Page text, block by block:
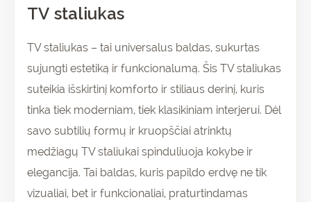
TV staliukas
TV staliukas – tai universalus baldas, sukurtas
sujungti estetiką ir funkcionalumą. Šis TV staliukas
suteikia išskirtinį komforto ir stiliaus derinį, kuris
tinka tiek moderniam, tiek klasikiniam interjerui. Dėl
savo subtilių formų ir kruopščiai atrinktų
medžiagų TV staliukai spinduliuoja kokybe ir
elegancija. Tai baldas, kuris papildo erdvę ne tik
vizualiai, bet ir funkcionaliai, praturtindamas